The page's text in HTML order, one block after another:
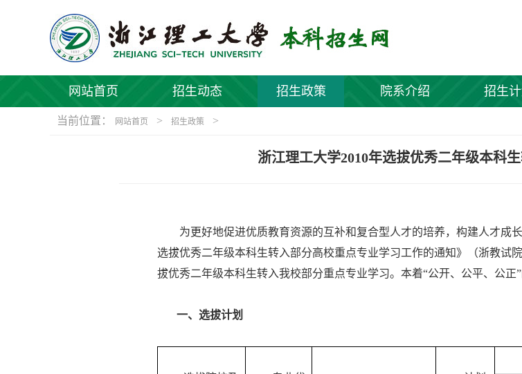
网站首页 招生动态 招生政策 院系介绍 招生计
当前位置： 网站首页 > 招生政策 >
浙江理工大学2010年选拔优秀二年级本科
为更好地促进优质教育资源的互补和复合型人才的培养，构建人才成
选拔优秀二年级本科生转入部分高校重点专业学习工作的通知》（浙教试
拔优秀二年级本科生转入我校部分重点专业学习。本着“公开、公平、公正
一、选拔计划